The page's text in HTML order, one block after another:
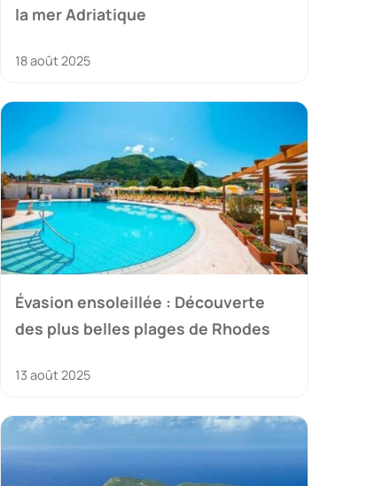
la mer Adriatique
18 août 2025
Évasion ensoleillée : Découverte
des plus belles plages de Rhodes
13 août 2025